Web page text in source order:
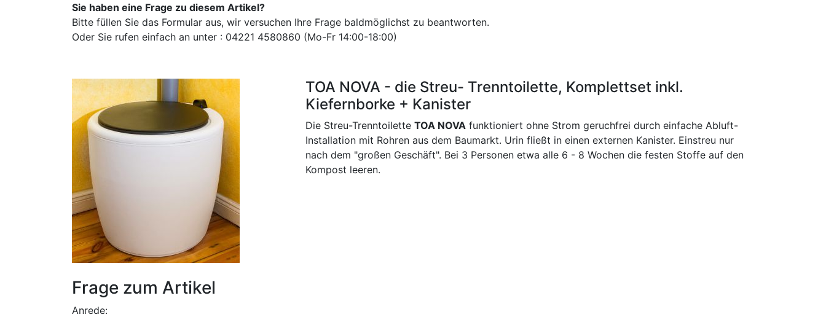
Sie haben eine Frage zu diesem Artikel?
Bitte füllen Sie das Formular aus, wir versuchen Ihre Frage baldmöglichst zu beantworten.
Oder Sie rufen einfach an unter : 04221 4580860 (Mo-Fr 14:00-18:00)
TOA NOVA - die Streu- Trenntoilette, Komplettset inkl.
Kiefernborke + Kanister
Die Streu-Trenntoilette TOA NOVA funktioniert ohne Strom geruchfrei durch einfache Abluft-
Installation mit Rohren aus dem Baumarkt. Urin fließt in einen externen Kanister. Einstreu nur
nach dem "großen Geschäft". Bei 3 Personen etwa alle 6 - 8 Wochen die festen Stoffe auf den
Kompost leeren.
Frage zum Artikel
Anrede: